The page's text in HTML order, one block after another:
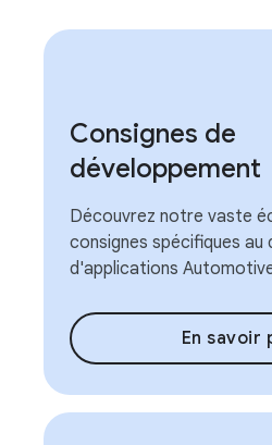
Consignes de
développement
Découvrez notre vaste
consignes spécifiques au
d'applications
En savoir